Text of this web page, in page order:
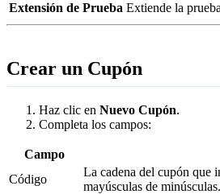
Extensión de Prueba Extiende la
Crear un Cupón
Haz clic en Nuevo Cupón.
Completa los campos:
Campo
Código
La cadena del cupón que
mayúsculas de minúsculas.